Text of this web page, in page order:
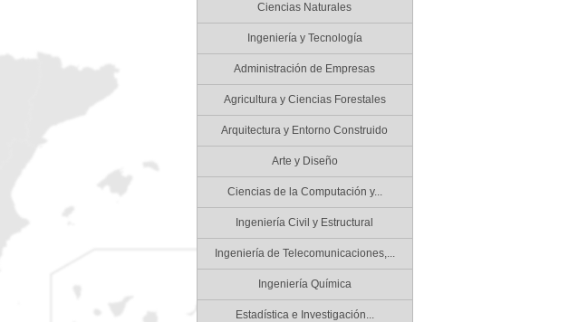
Ciencias Naturales
Ingeniería y Tecnología
Administración de Empresas
Agricultura y Ciencias Forestales
Arquitectura y Entorno Construido
Arte y Diseño
Ciencias de la Computación y...
Ingeniería Civil y Estructural
Ingeniería de Telecomunicaciones,...
Ingeniería Química
Estadística e Investigación...